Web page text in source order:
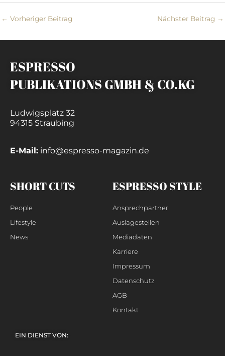
← Vorheriger Beitrag Nächster Beitrag →
ESPRESSO
PUBLIKATIONS GMBH & CO.KG
Ludwigsplatz 32
94315 Straubing
E-Mail: info@espresso-magazin.de
SHORT CUTS
People
Lifestyle
News
ESPRESSO STYLE
Ansprechpartner
Auslagestellen
Mediadaten
Karriere
Impressum
Datenschutz
AGB
Kontakt
EIN DIENST VON: